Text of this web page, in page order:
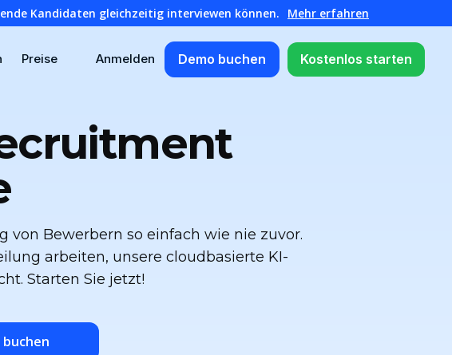
Kandidaten gleichzeitig interviewen können. Mehr erfahren
Preise Anmelden Demo buchen Kostenlos starten
Bewerbern so einfach wie nie zuvor.
arbeiten, unsere cloudbasierte KI-
Starten Sie jetzt!
buchen